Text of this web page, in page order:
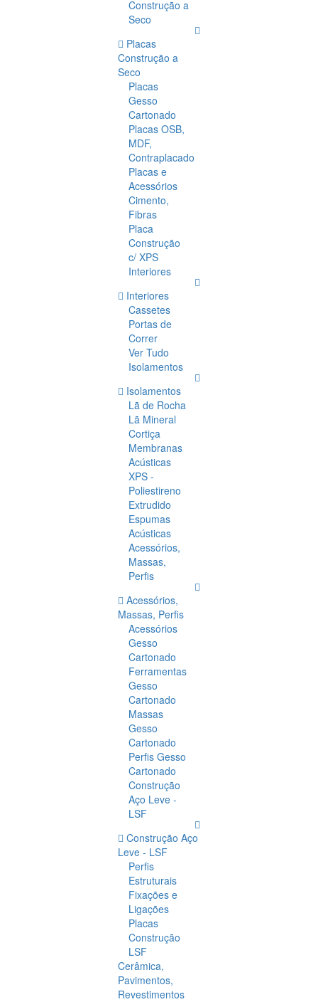
Construção a
Seco
Placas
Construção a
Seco
Placas
Gesso
Cartonado
Placas OSB,
MDF,
Contraplacado
Placas e
Acessórios
Cimento,
Fibras
Placa
Construção
c/ XPS
Interiores
Interiores
Cassetes
Portas de
Correr
Ver Tudo
Isolamentos
Isolamentos
Lã de Rocha
Lã Mineral
Cortiça
Membranas
Acústicas
XPS -
Poliestireno
Extrudido
Espumas
Acústicas
Acessórios,
Massas,
Perfis
Acessórios,
Massas, Perfis
Acessórios
Gesso
Cartonado
Ferramentas
Gesso
Cartonado
Massas
Gesso
Cartonado
Perfis Gesso
Cartonado
Construção
Aço Leve -
LSF
Construção Aço
Leve - LSF
Perfis
Estruturais
Fixações e
Ligações
Placas
Construção
LSF
Cerâmica,
Pavimentos,
Revestimentos